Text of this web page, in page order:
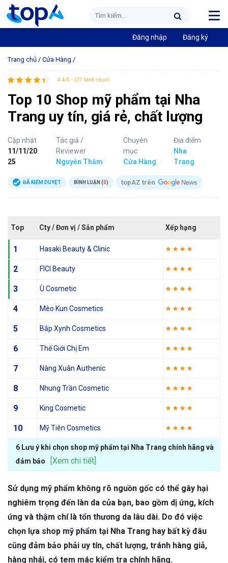
Đăng nhập Đăng ký
Trang chủ / Cửa Hàng /
4.4/5 - (27 bình chọn)
Top 10 Shop mỹ phẩm tại Nha
Trang uy tín, giá rẻ, chất lượng
Cập nhật
11/11/20
25
Tác giả /
Reviewer
Nguyễn Thắm
Chuyên
mục
Cửa Hàng
Địa điểm
Nha
Trang
ĐÃ KIỂM DUYỆT BÌNH LUẬN (0) topAZ trên
Top Cty / Đơn vị / Sản phẩm Xếp hạng
1 Hasaki Beauty & Clinic
2 FICI Beauty
3 Ù Cosmetic
4 Mèo Kun Cosmetics
5 Bắp Xynh Cosmetics
6 Thế Giới Chị Em
7 Nàng Xuân Authenic
8 Nhung Trần Cosmetic
9 King Cosmetic
10 Mỹ Tiên Cosmetics
6 Lưu ý khi chọn shop mỹ phẩm tại Nha Trang chính hãng và
đảm bảo
[Xem chi tiết]
Sử dụng mỹ phẩm không rõ nguồn gốc có thể gây hại
nghiêm trọng đến làn da của bạn, bao gồm dị ứng, kích
ứng và thậm chí là tổn thương da lâu dài. Do đó việc
chọn lựa shop mỹ phẩm tại Nha Trang hay bất kỳ đâu
cũng đảm bảo phải uy tín, chất lượng, tránh hàng giả,
hàng nhái, có tem mác kiểm tra chính hãng.